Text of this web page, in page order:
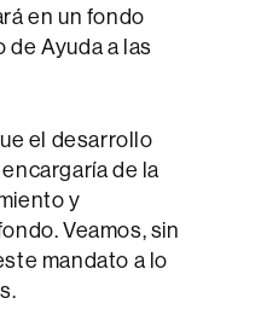
en un fondo
de Ayuda a las
el desarrollo
de la
y
Veamos, sin
mandato a lo